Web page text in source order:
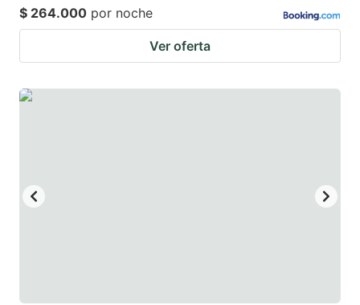
$ 264.000 por noche
Ver oferta